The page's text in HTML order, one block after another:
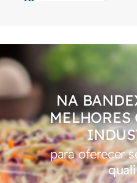
NA
para oferecer